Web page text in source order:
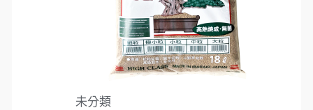
未分類